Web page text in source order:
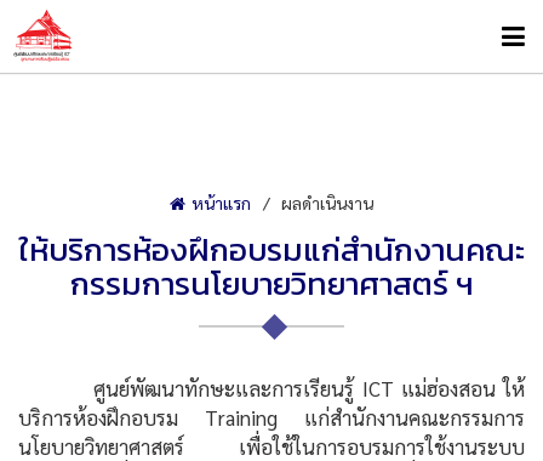
หน้าแรก ผลดำเนินงาน
ให้บริการห้องฝึกอบรมแก่สำนักงานคณะ
กรรมการนโยบายวิทยาศาสตร์ ฯ
ศูนย์พัฒนาทักษะและการเรียนรู้ ICT แม่ฮ่องสอน ให้
บริการห้องฝึกอบรม Training แก่สำนักงานคณะกรรมการ
นโยบายวิทยาศาสตร์ เพื่อใช้ในการอบรมการใช้งานระบบ